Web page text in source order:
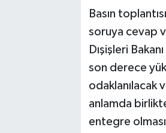
Basın
soruya cevap
Dışişleri
son derece
odaklanılacak
anlamda
entegre